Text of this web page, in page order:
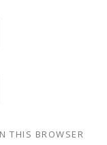
THIS BROWSER